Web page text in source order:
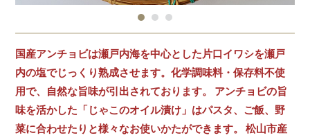
国産アンチョビは瀬戸内海を中心とした片口イワシを瀬戸
内の塩でじっくり熟成させます。化学調味料・保存料不使
用で、自然な旨味が引出されております。 アンチョビの旨
味を活かした「じゃこのオイル漬け」はパスタ、ご飯、野
菜に合わせたりと様々なお使いかたができます。 松山市産